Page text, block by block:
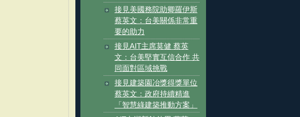
接見美國務院助卿羅伊斯
蔡英文：台美關係非常重
要的助力
接見AIT主席莫健 蔡英
文：台美堅實互信合作 共
同面對區域挑戰
接見建築園冶獎得獎單位
蔡英文：政府持續精進
「智慧綠建築推動方案」